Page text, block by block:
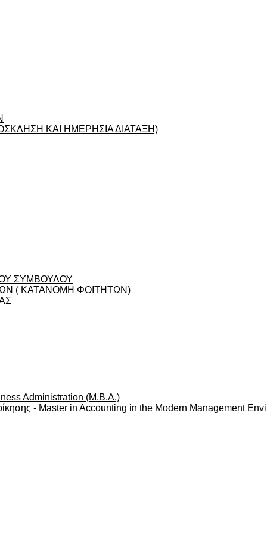
ΚΑΙ ΗΜΕΡΗΣΙΑ ΔΙΑΤΑΞΗ)
ΣΥΜΒΟΥΛΟΥ
( ΚΑΤΑΝΟΜΗ ΦΟΙΤΗΤΩΝ)
Administration (M.B.A.)
- Master in Accounting in the Modern Management